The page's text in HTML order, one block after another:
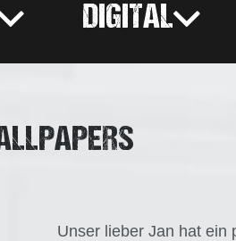
DIGITAL
Unser lieber Jan hat ein